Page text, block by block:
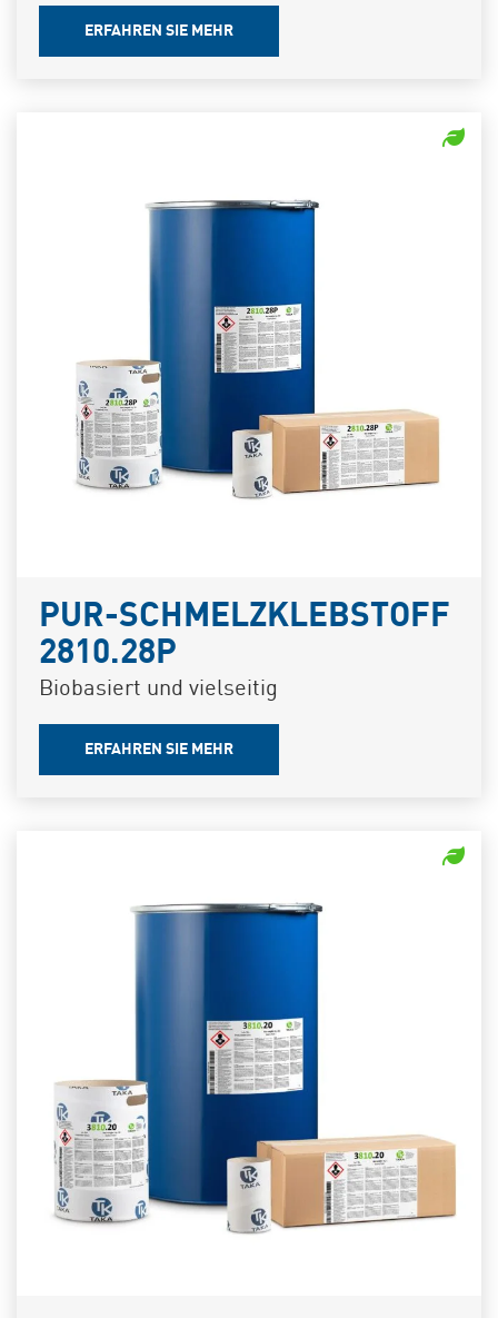
ERFAHREN SIE MEHR
PUR-SCHMELZKLEBSTOFF
2810.28P
Biobasiert und vielseitig
ERFAHREN SIE MEHR